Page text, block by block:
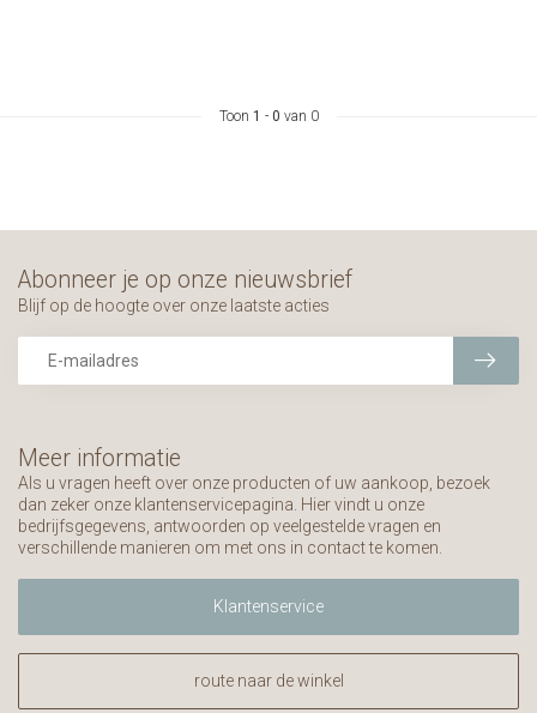
Toon 1 - 0 van 0
Meer informatie
Als u vragen heeft over onze producten of uw aankoop, bezoek
dan zeker onze klantenservicepagina. Hier vindt u onze
bedrijfsgegevens, antwoorden op veelgestelde vragen en
verschillende manieren om met ons in contact te komen.
Klantenservice
route naar de winkel
Abonneer je op onze nieuwsbrief
Blijf op de hoogte over onze laatste acties